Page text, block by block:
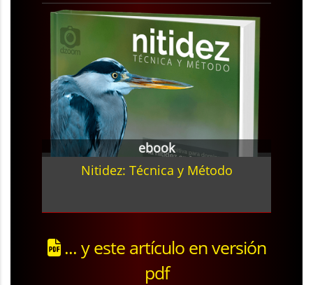
ebook
Nitidez: Técnica y Método
... y este artículo en versión
pdf